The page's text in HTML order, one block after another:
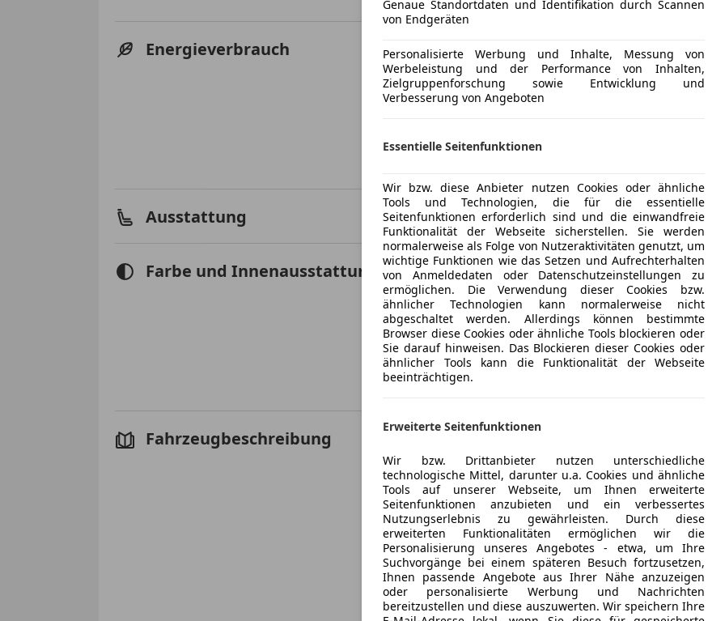
Energieverbrauch Schadstoffklasse
Euro 6e
Kraftstoff
Elektro/
Anderer Energieträger
100 g/
Ausstattung Komfort
3-Zonen-
360°
Armlehne
Einparkhilfe
Elektrische
Getönte
Klimaanlage
Lichtsensor
Mehr anzeigen
Farbe und Innenausstattung Außenfarbe
Weiß
Farbe laut Hersteller
Frost-
Lackierung
Andere
Farbe der Innenausstattung
Schwarz
Innenausstattung
Fahrzeugbeschreibung Der NEUE Ford Tourneo Custom ACTIVE als
inkl. Matrix-LED adaptiv
- LED-Abblendlicht inkl. Allwetterlicht
- LED-Fernlicht blendfrei
- LED Tagfahrlicht inkl. integrierte Blinkerleuchten
- LED-Abbiegelicht statisch
- Geschwindigkeitsabhängige
- LED-Rückleuchten
Genaue Standortdaten und Identifikation durch Scannen
von Endgeräten
Personalisierte Werbung und Inhalte, Messung von
Werbeleistung und der Performance von Inhalten,
Zielgruppenforschung sowie Entwicklung und
Verbesserung von Angeboten
Essentielle Seitenfunktionen
Wir bzw. diese Anbieter nutzen Cookies oder ähnliche
Tools und Technologien, die für die essentielle
Seitenfunktionen erforderlich sind und die einwandfreie
Funktionalität der Webseite sicherstellen. Sie werden
normalerweise als Folge von Nutzeraktivitäten genutzt, um
wichtige Funktionen wie das Setzen und Aufrechterhalten
von Anmeldedaten oder Datenschutzeinstellungen zu
ermöglichen. Die Verwendung dieser Cookies bzw.
ähnlicher Technologien kann normalerweise nicht
abgeschaltet werden. Allerdings können bestimmte
Browser diese Cookies oder ähnliche Tools blockieren oder
Sie darauf hinweisen. Das Blockieren dieser Cookies oder
ähnlicher Tools kann die Funktionalität der Webseite
beeinträchtigen.
Erweiterte Seitenfunktionen
Wir bzw. Drittanbieter nutzen unterschiedliche
technologische Mittel, darunter u.a. Cookies und ähnliche
Tools auf unserer Webseite, um Ihnen erweiterte
Seitenfunktionen anzubieten und ein verbessertes
Nutzungserlebnis zu gewährleisten. Durch diese
erweiterten Funktionalitäten ermöglichen wir die
Personalisierung unseres Angebotes - etwa, um Ihre
Suchvorgänge bei einem späteren Besuch fortzusetzen,
Ihnen passende Angebote aus Ihrer Nähe anzuzeigen
oder personalisierte Werbung und Nachrichten
bereitzustellen und diese auszuwerten. Wir speichern Ihre